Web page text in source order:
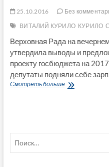
25.10.2016
Без
ВИТАЛИЙ КУРИЛО КУРИЛО
Верховная Рада на
утвердила выводы и
проекту госбюджета на
депутаты подняли себе
Смотреть большеЛуганские
увеличение